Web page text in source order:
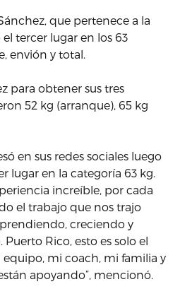
que pertenece a la
tercer lugar en los 63
envión y total.
para obtener sus tres
52 kg (arranque), 65 kg
en sus redes sociales luego
lugar en la categoría 63 kg.
increíble, por cada
el trabajo que nos trajo
creciendo y
Rico, esto es solo el
equipo, mi coach, mi familia y
apoyando”, mencionó.